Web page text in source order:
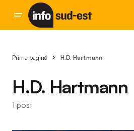
Prima pagină H.D. Hartmann
H.D. Hartmann
1 post